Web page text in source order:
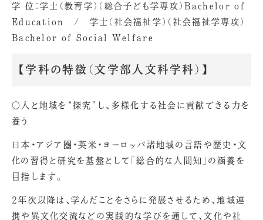
学 位：学士（教育学）（総合子ども学専攻）Bachelor of
Education / 学士（社会福祉学）（社会福祉学専攻）
Bachelor of Social Welfare
【学科の特徴（文学部人文科学科）】
〇人と地域を“探究”し、多様化する社会に貢献できる力を
養う
日本・アジア圏・英米・ヨーロッパ諸地域の言語や歴史・文
化の習得と研究を基盤として「総合的な人間知」の涵養を
目指します。
2年次以降は、学んだことをさらに発展させるため、地域連
携や異文化交流などの実践的な学びを通して、文化や社